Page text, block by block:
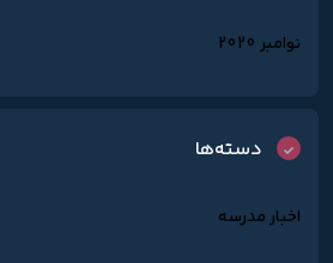
نوامبر 2020
دسته‌ها
اخبار مدرسه